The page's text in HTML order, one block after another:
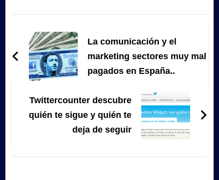
de
entradas
La comunicación y el
marketing sectores muy mal
pagados en España..
Twittercounter descubre
quién te sigue y quién te
deja de seguir